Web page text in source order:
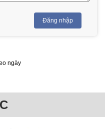
Đăng nhập
ngày